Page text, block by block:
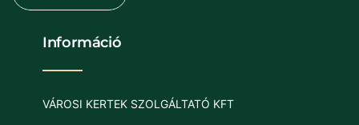
Információ
VÁROSI KERTEK SZOLGÁLTATÓ KFT